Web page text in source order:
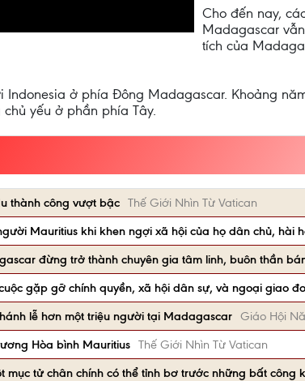
Cho đến nay,
Madagascar
tích của
ở phía Đông Madagascar. Khoảng
yếu ở phần phía Tây.
thành công vượt bậc Thế Giới Nhìn Từ Vatican
Mauritius khi khen ngợi xã hội của họ dân chủ, hài
đừng trở thành chuyên gia tâm linh, buôn thần
gặp gỡ chính quyền, xã hội dân sự, và ngoại giao
lễ hơn một triệu người tại Madagascar Giáo Hội
Hòa bình Mauritius Thế Giới Nhìn Từ Vatican
mục tử chân chính có thể tỉnh bơ trước những bất công